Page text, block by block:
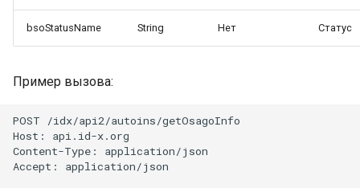
bsoStatusName String Нет Статус
Пример вызова:
POST /idx/api2/autoins/getOsagoInfo
Host: api.id-x.org
Content-Type: application/json
Accept: application/json